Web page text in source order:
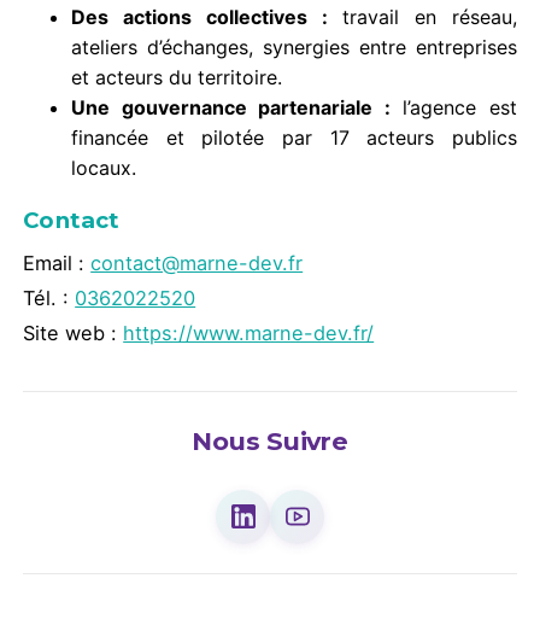
Des actions collectives : travail en réseau,
ateliers d’échanges, synergies entre entreprises
et acteurs du territoire.
Une gouvernance partenariale : l’agence est
financée et pilotée par 17 acteurs publics
locaux.
Contact
Email :contact@marne-dev.fr
Tél. : 0362022520
Site web : https://www.marne-dev.fr/
Nous Suivre